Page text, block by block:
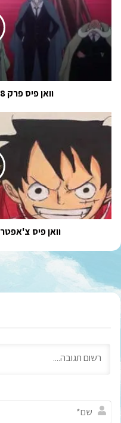
1118
מתורגם
לעברית!
וואן פיס פרק 1118 מתורגם לעברית!
וואן
פיס
1126
מתורגם
לעברית!
וואן פיס צ'אפטר 1126 מתורגם לעברית!